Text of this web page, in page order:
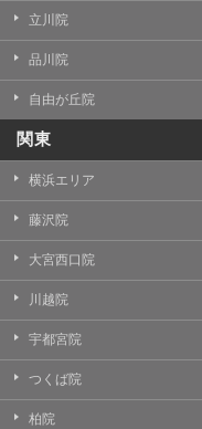
立川院
品川院
自由が丘院
関東
横浜エリア
藤沢院
大宮西口院
川越院
宇都宮院
つくば院
柏院